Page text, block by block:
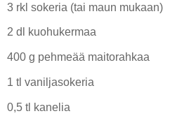
3 rkl sokeria (tai maun mukaan)
2 dl kuohukermaa
400 g pehmeää maitorahkaa
1 tl vaniljasokeria
0,5 tl kanelia